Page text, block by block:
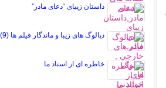
داستان زیبای “دعای مادر”
دیالوگ های زیبا و ماندگار فیلم ها (9)
خاطره ای از استاد ما